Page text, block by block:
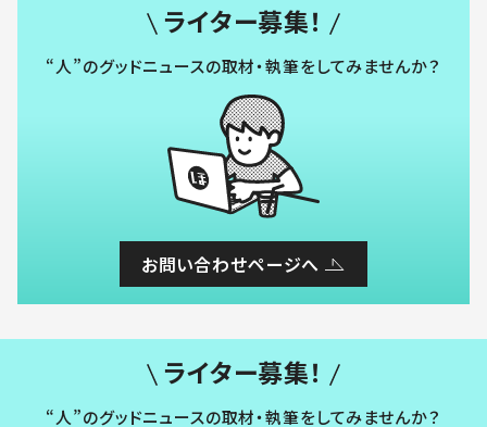
ライター募集！
“人”のグッドニュースの取材・執筆をしてみませんか？
お問い合わせページへ
ライター募集！
“人”のグッドニュースの取材・執筆をしてみませんか？